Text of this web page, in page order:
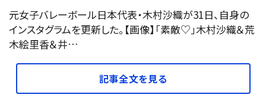
元女子バレーボール日本代表・木村沙織が31日、自身の
インスタグラムを更新した。【画像】「素敵♡」木村沙織＆荒
木絵里香＆井…
記事全文を見る